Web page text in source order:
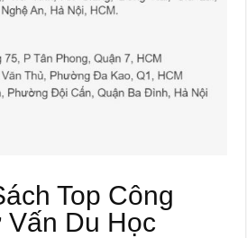
Top Công
Vấn Du Học